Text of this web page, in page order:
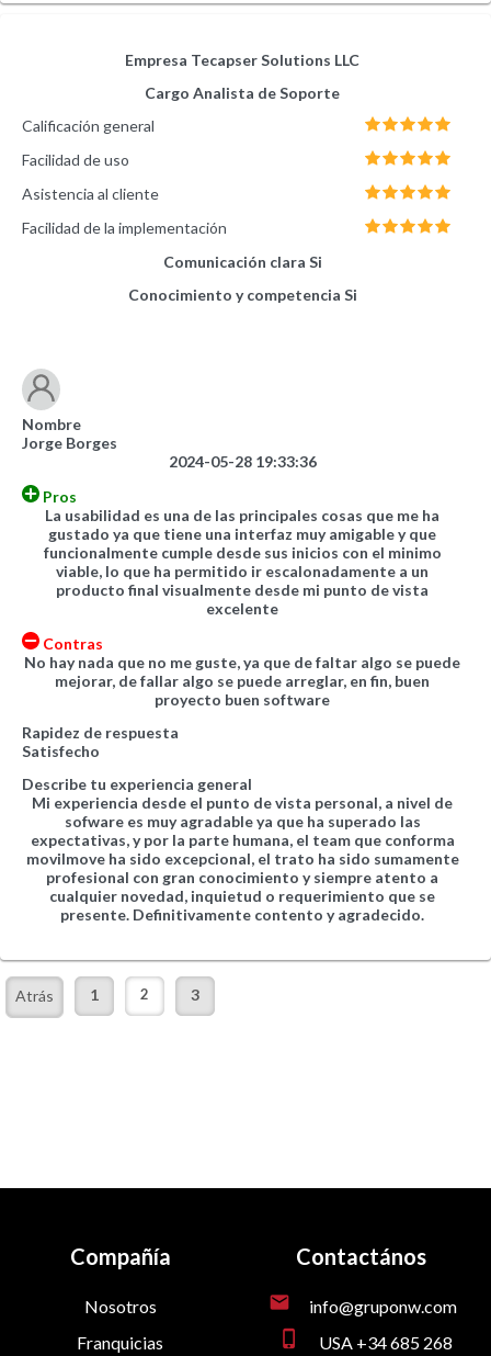
Empresa Tecapser Solutions LLC
Cargo Analista de Soporte
Calificación general
Facilidad de uso
Asistencia al cliente
Facilidad de la implementación
Comunicación clara Si
Conocimiento y competencia Si
Nombre
Jorge Borges
2024-05-28 19:33:36
Pros
La usabilidad es una de las principales cosas que me ha
gustado ya que tiene una interfaz muy amigable y que
funcionalmente cumple desde sus inicios con el minimo
viable, lo que ha permitido ir escalonadamente a un
producto final visualmente desde mi punto de vista
excelente
Contras
No hay nada que no me guste, ya que de faltar algo se puede
mejorar, de fallar algo se puede arreglar, en fin, buen
proyecto buen software
Rapidez de respuesta
Satisfecho
Describe tu experiencia general
Mi experiencia desde el punto de vista personal, a nivel de
sofware es muy agradable ya que ha superado las
expectativas, y por la parte humana, el team que conforma
movilmove ha sido excepcional, el trato ha sido sumamente
profesional con gran conocimiento y siempre atento a
cualquier novedad, inquietud o requerimiento que se
presente. Definitivamente contento y agradecido.
Atrás 1 2 3
Contactános
mail info@gruponw.com
phone_iphone
USA +34 685 268
Compañía
Nosotros
Franquicias